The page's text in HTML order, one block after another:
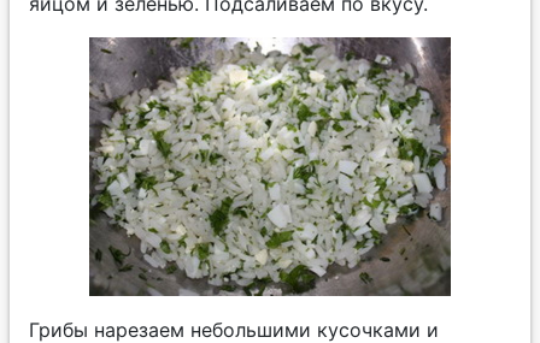
Грибы нарезаем небольшими кусочками и